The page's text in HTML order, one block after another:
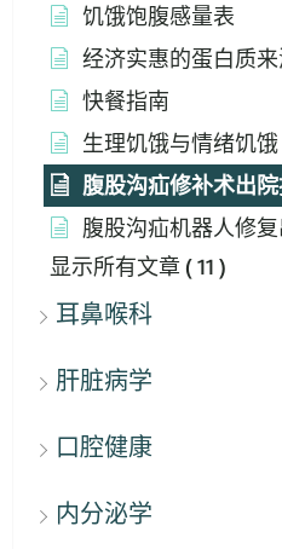
饥饿饱腹感量表
经济实惠的蛋白质
快餐指南
生理饥饿与情绪饥饿
腹股沟疝修补术出
腹股沟疝机器人修
显示所有文章 ( 11 )
耳鼻喉科
肝脏病学
口腔健康
内分泌学